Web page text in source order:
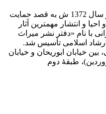
مؤسسه پژوهشی میراث مكتوب در سال 1372 ش به قصد حمایت
و انتشار مهمترین آثار
با نام «دفتر نشر میراث
اسلامی تأسیس شد.
بین خیابان ابوریحان و خیابان